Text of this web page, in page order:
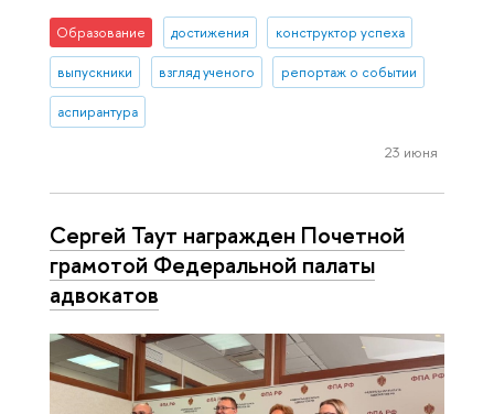
Образование достижения конструктор успеха
выпускники взгляд ученого репортаж о событии
аспирантура
23 июня
Сергей Таут награжден Почетной
грамотой Федеральной палаты
адвокатов